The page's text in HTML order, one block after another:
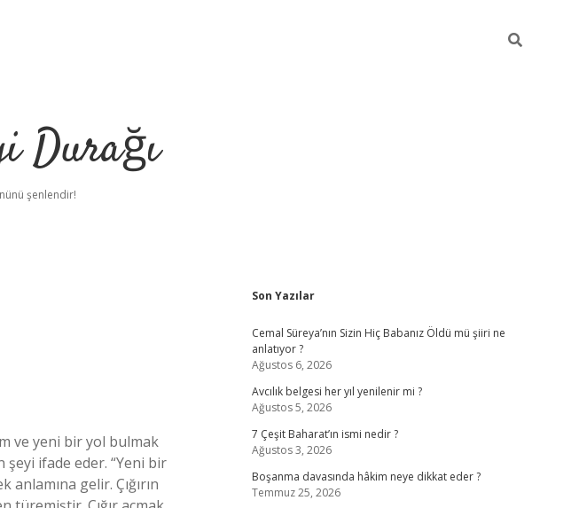
Durağı
şenlendir!
ve yeni bir yol bulmak
şeyi ifade eder. “Yeni bir
gelir. Çığırın
Sidebar
Son Yazılar
Cemal Süreya’nın Sizin Hiç Babanız Öldü mü şiiri ne
anlatıyor ?
Ağustos 6, 2026
Avcılık belgesi her yıl yenilenir mi ?
Ağustos 5, 2026
7 Çeşit Baharat’ın ismi nedir ?
Ağustos 3, 2026
Boşanma davasında hâkim neye dikkat eder ?
Temmuz 25, 2026